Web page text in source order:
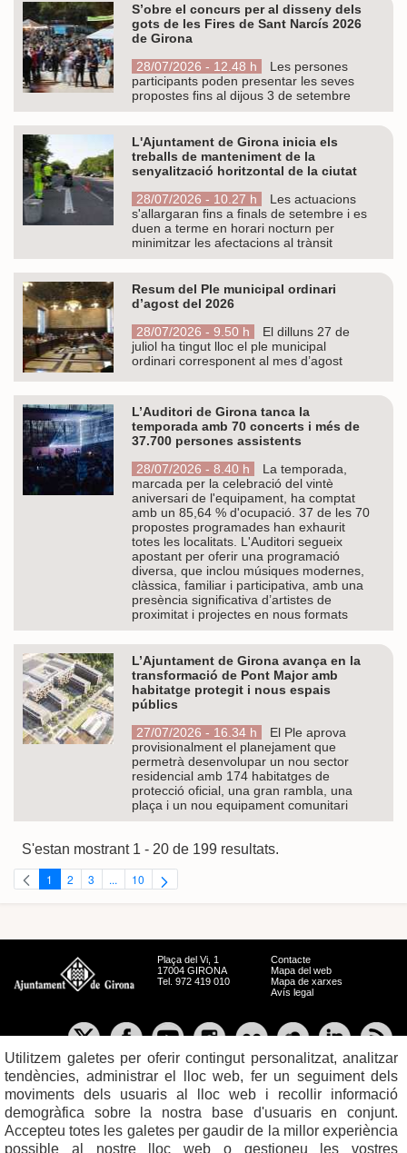
S’obre el concurs per al disseny dels
gots de les Fires de Sant Narcís 2026
de Girona
28/07/2026 - 12.48 h
Les persones
participants poden presentar les seves
propostes fins al dijous 3 de setembre
L'Ajuntament de Girona inicia els
treballs de manteniment de la
senyalització horitzontal de la ciutat
28/07/2026 - 10.27 h
Les actuacions
s'allargaran fins a finals de setembre i es
duen a terme en horari nocturn per
minimitzar les afectacions al trànsit
Resum del Ple municipal ordinari
d’agost del 2026
28/07/2026 - 9.50 h
El dilluns 27 de
juliol ha tingut lloc el ple municipal
ordinari corresponent al mes d’agost
L’Auditori de Girona tanca la
temporada amb 70 concerts i més de
37.700 persones assistents
28/07/2026 - 8.40 h
La temporada,
marcada per la celebració del vintè
aniversari de l'equipament, ha comptat
amb un 85,64 % d'ocupació. 37 de les 70
propostes programades han exhaurit
totes les localitats. L'Auditori segueix
apostant per oferir una programació
diversa, que inclou músiques modernes,
clàssica, familiar i participativa, amb una
presència significativa d’artistes de
proximitat i projectes en nous formats
L’Ajuntament de Girona avança en la
transformació de Pont Major amb
habitatge protegit i nous espais
públics
27/07/2026 - 16.34 h
El Ple aprova
provisionalment el planejament que
permetrà desenvolupar un nou sector
residencial amb 174 habitatges de
protecció oficial, una gran rambla, una
plaça i un nou equipament comunitari
S'estan mostrant 1 - 20 de 199 resultats.
Pàgina
1 Pàgina
2 Pàgina
3 ...Pàgines intermèdies Utilitzeu TAB per navegar.
Pàgina
10
Plaça del Vi, 1
17004 GIRONA
Tel. 972 419 010
Contacte
Mapa del web
Mapa de xarxes
Avís legal
Utilitzem galetes per oferir contingut personalitzat, analitzar
tendències, administrar el lloc web, fer un seguiment dels
moviments dels usuaris al lloc web i recollir informació
demogràfica sobre la nostra base d'usuaris en conjunt.
Accepteu totes les galetes per gaudir de la millor experiència
possible al nostre lloc web o gestioneu les vostres